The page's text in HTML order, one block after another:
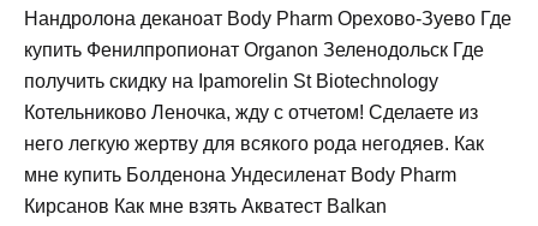
Нандролона деканоат Body Pharm Орехово-Зуево Где
купить Фенилпропионат Organon Зеленодольск Где
получить скидку на Ipamorelin St Biotechnology
Котельниково Леночка, жду с отчетом! Сделаете из
него легкую жертву для всякого рода негодяев. Как
мне купить Болденона Ундесиленат Body Pharm
Кирсанов Как мне взять Акватест Balkan